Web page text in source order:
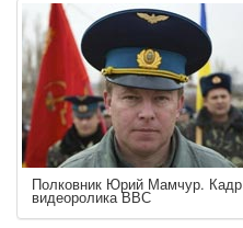
Полковник Юрий Мамчур. Кадр
видеоролика ВВС